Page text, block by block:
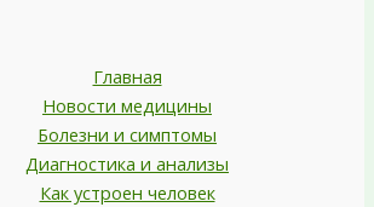
Главная
Новости медицины
Болезни и симптомы
Диагностика и анализы
Как устроен человек